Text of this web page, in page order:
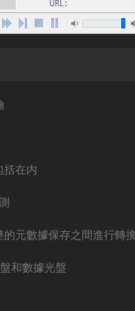
括在内
元數據保存之間進行轉
和數據光盤